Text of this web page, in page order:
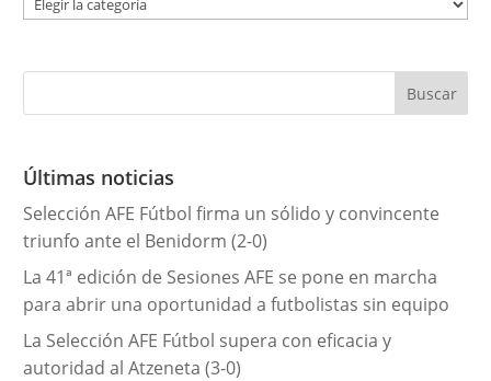
g
r
a
s
Últimas noticias
Selección AFE Fútbol firma un sólido y convincente
triunfo ante el Benidorm (2-0)
La 41ª edición de Sesiones AFE se pone en marcha
para abrir una oportunidad a futbolistas sin equipo
La Selección AFE Fútbol supera con eficacia y
autoridad al Atzeneta (3-0)